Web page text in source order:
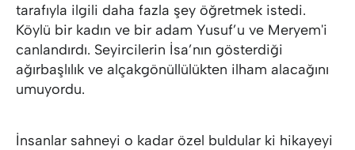
tarafıyla ilgili daha fazla şey öğretmek istedi.
Köylü bir kadın ve bir adam Yusuf’u ve Meryem'i
canlandırdı. Seyircilerin İsa’nın gösterdiği
ağırbaşlılık ve alçakgönüllülükten ilham alacağını
umuyordu.
İnsanlar sahneyi o kadar özel buldular ki hikayeyi